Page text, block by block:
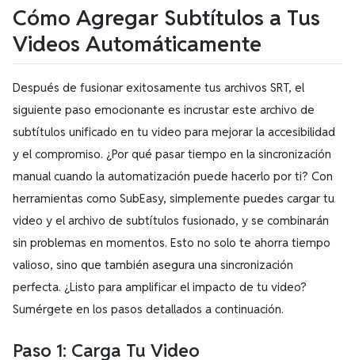
Cómo Agregar Subtítulos a Tus
Videos Automáticamente
Después de fusionar exitosamente tus archivos SRT, el
siguiente paso emocionante es incrustar este archivo de
subtítulos unificado en tu video para mejorar la accesibilidad
y el compromiso. ¿Por qué pasar tiempo en la sincronización
manual cuando la automatización puede hacerlo por ti? Con
herramientas como SubEasy, simplemente puedes cargar tu
video y el archivo de subtítulos fusionado, y se combinarán
sin problemas en momentos. Esto no solo te ahorra tiempo
valioso, sino que también asegura una sincronización
perfecta. ¿Listo para amplificar el impacto de tu video?
Sumérgete en los pasos detallados a continuación.
Paso 1: Carga Tu Video